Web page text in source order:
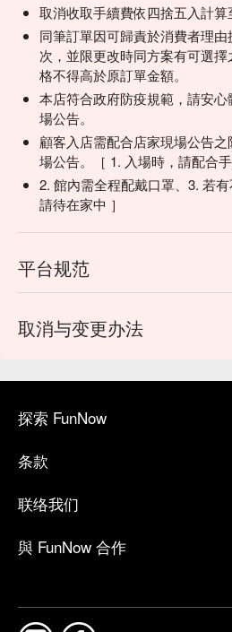
取消收取手續費依四捨五入計算
同筆訂單因可歸責於消費者理
次，並限更改時同方案有可選
格不得高於原訂單金額。
本店符合政府防疫規範，請安
場公告。
顧客入店需配合店家現場公告
場公告。［ 1. 入場時，請配合手
2. 館內需全程配戴口罩、3. 若
請待在家中 ］
平台规范
取消与变更办法
探索 FunNow
条款
联络我们
與 FunNow 合作